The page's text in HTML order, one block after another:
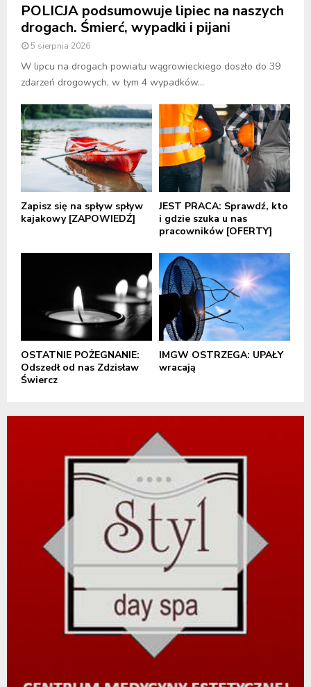
POLICJA podsumowuje lipiec na naszych
drogach. Śmierć, wypadki i pijani
5 sierpnia 2026
W lipcu na drogach powiatu wągrowieckiego doszło do 39
zdarzeń drogowych, w tym 4 wypadków...
Zapisz się na spływ spływ
kajakowy [ZAPOWIEDŹ]
JEST PRACA: Sprawdź, kto
i gdzie szuka u nas
pracowników [OFERTY]
OSTATNIE POŻEGNANIE:
Odszedł od nas Zdzisław
Świercz
IMGW OSTRZEGA: UPAŁY
wracają